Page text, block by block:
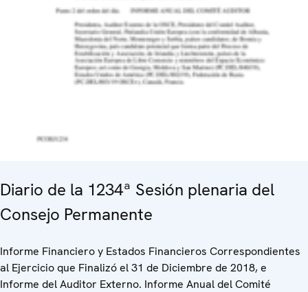
Diario de la 1234ª Sesión plenaria del
Consejo Permanente
Informe Financiero y Estados Financieros Correspondientes
al Ejercicio que Finalizó el 31 de Diciembre de 2018, e
Informe del Auditor Externo. Informe Anual del Comité